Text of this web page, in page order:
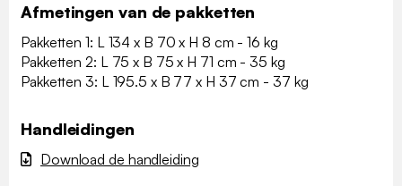
Afmetingen van de pakketten
Pakketten 1: L 134 x B 70 x H 8 cm - 16 kg
Pakketten 2: L 75 x B 75 x H 71 cm - 35 kg
Pakketten 3: L 195.5 x B 77 x H 37 cm - 37 kg
Handleidingen
Download de handleiding